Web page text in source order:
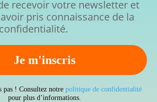
pris connaissance de la
pas ! Consultez notre politique de confidentialité
pour plus d’informations.